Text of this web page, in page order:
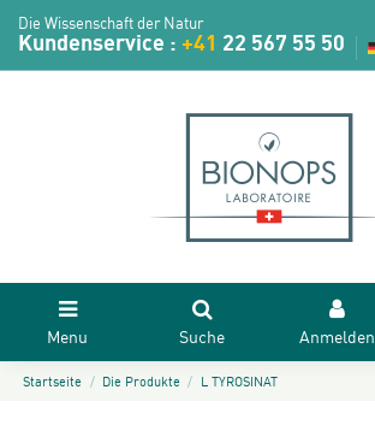
Die Wissenschaft der Natur
Kundenservice : +41 22 567 55 50
Menu Suche Anmelden
Startseite Die Produkte L TYROSINAT